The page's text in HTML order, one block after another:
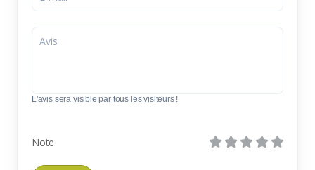
L'avis sera visible par tous les visiteurs !
Note